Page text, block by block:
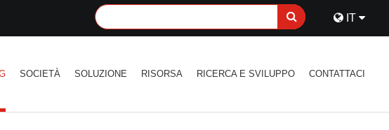
IT
SOCIETÀ SOLUZIONE RISORSA RICERCA E SVILUPPO CONTATTACI